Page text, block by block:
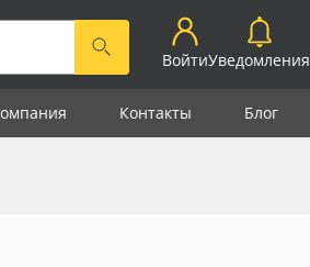
ВойтиУведомления
Контакты Блог